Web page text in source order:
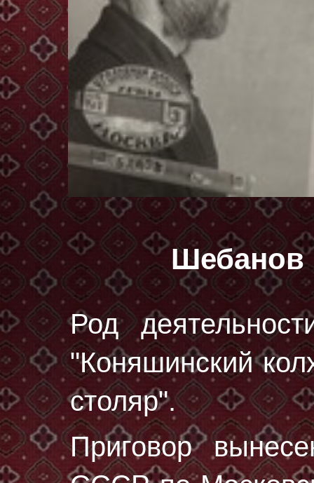
Шебанов
Род
"Коняшинский
столяр".
Приговор